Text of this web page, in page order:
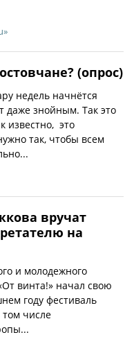
(опрос)
недель начнётся
даже знойным. Так это
известно, это
так, чтобы всем
вручат
на
и молодежного
винта!» начал свою
году фестиваль
том числе